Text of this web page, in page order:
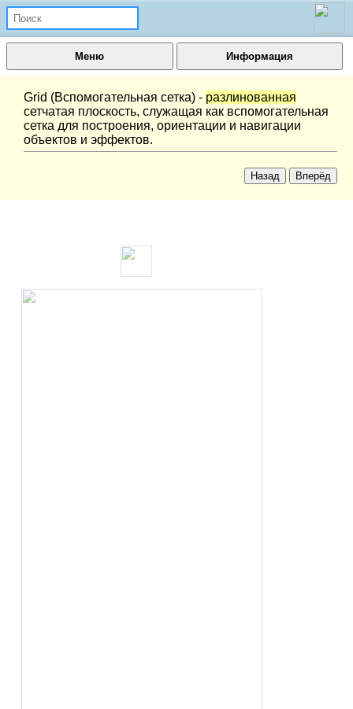
Меню Информация
Grid (Вспомогательная сетка) - разлинованная
сетчатая плоскость, служащая как вспомогательная
сетка для построения, ориентации и навигации
объектов и эффектов.
Назад Вперёд